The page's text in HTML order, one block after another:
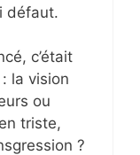
défaut.
c’était
la vision
ou
triste,
?